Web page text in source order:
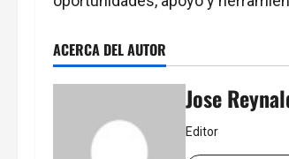
ACERCA DEL AUTOR
Jose
Editor